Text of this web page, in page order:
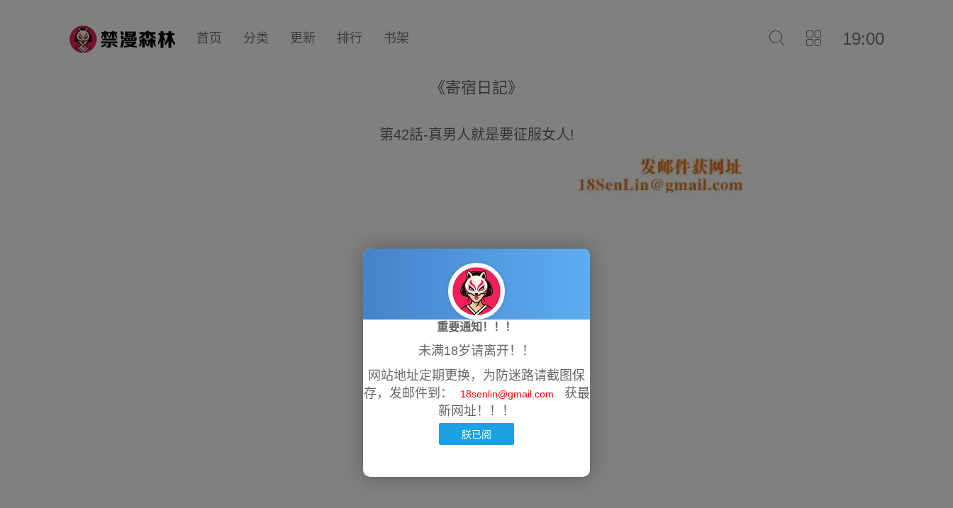
19:00
首页 分类 更新 排行 书架
《寄宿日記》
第42話-真男人就是要征服女人!
重要通知！！！
未满18岁请离开！！
网站地址定期更换，为防迷路请截图保
存，发邮件到：
18senlin@gmail.com
获最
新网址！！！
朕已阅